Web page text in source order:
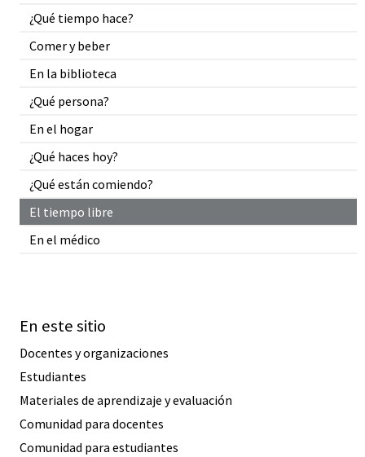
¿Qué tiempo hace?
Comer y beber
En la biblioteca
¿Qué persona?
En el hogar
¿Qué haces hoy?
¿Qué están comiendo?
El tiempo libre
En el médico
En este sitio
Docentes y organizaciones
Estudiantes
Materiales de aprendizaje y evaluación
Comunidad para docentes
Comunidad para estudiantes